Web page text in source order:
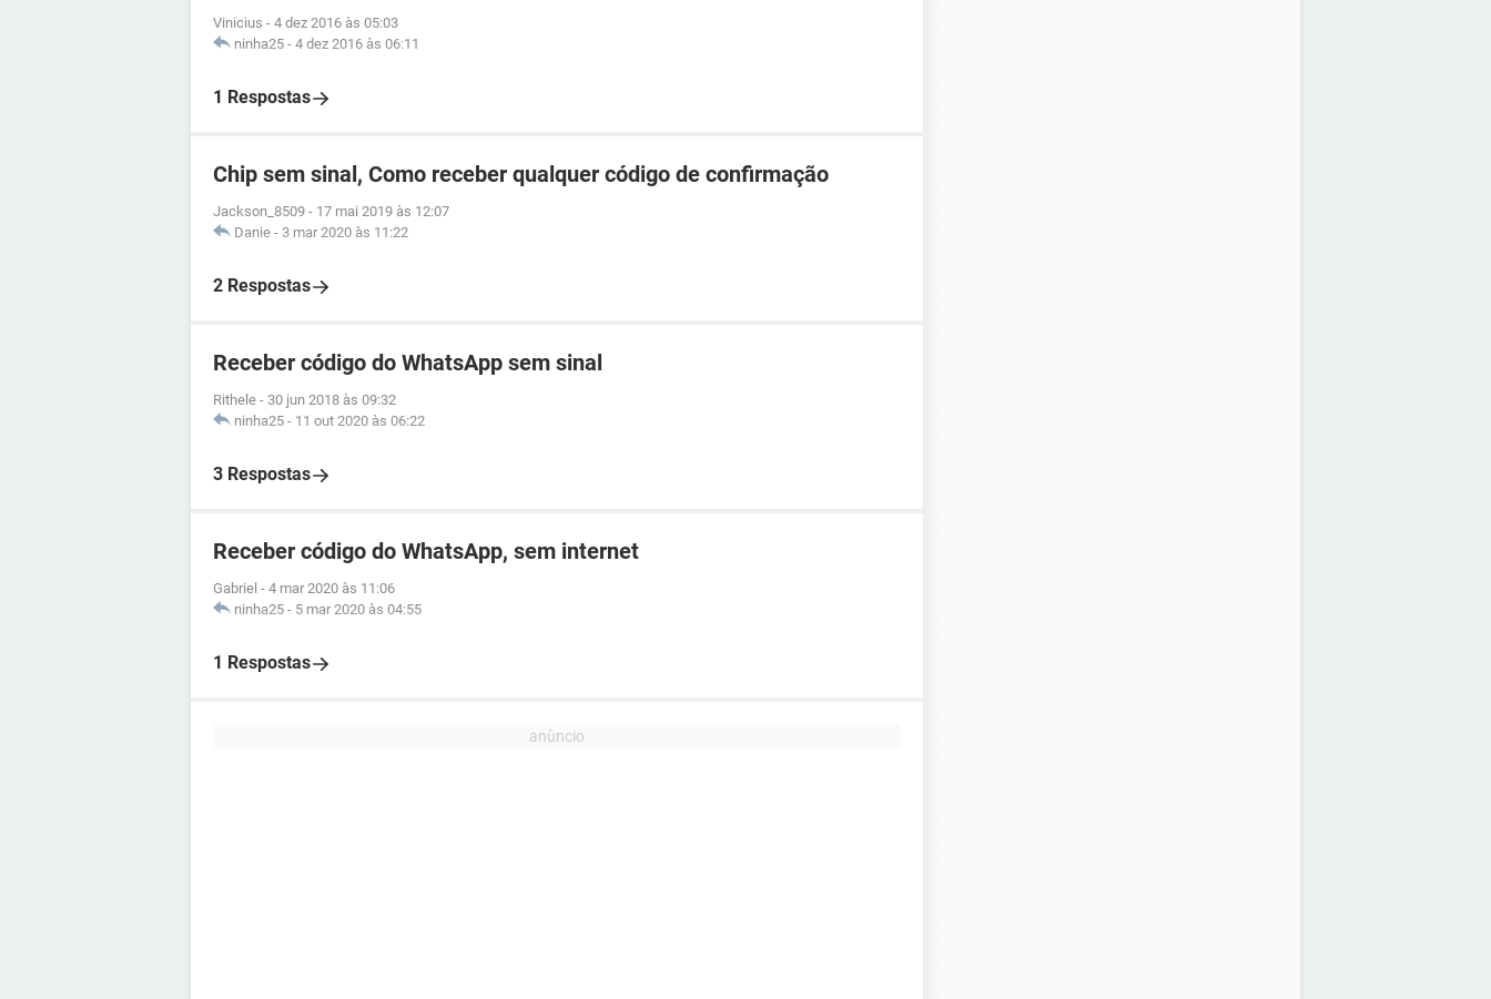
Vinicius - 4 dez 2016 às 05:03
ninha25 - 4 dez 2016 às 06:11
1 Respostas
Chip sem sinal, Como receber qualquer código de confirmação
Jackson_8509 - 17 mai 2019 às 12:07
Danie - 3 mar 2020 às 11:22
2 Respostas
Receber código do WhatsApp sem sinal
Rithele - 30 jun 2018 às 09:32
ninha25 - 11 out 2020 às 06:22
3 Respostas
Receber código do WhatsApp, sem internet
Gabriel - 4 mar 2020 às 11:06
ninha25 - 5 mar 2020 às 04:55
1 Respostas